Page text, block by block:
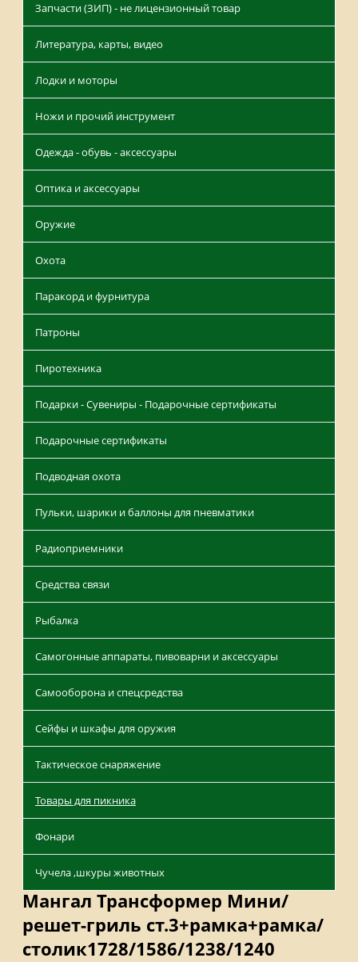
Запчасти (ЗИП) - не лицензионный товар
Литература, карты, видео
Лодки и моторы
Ножи и прочий инструмент
Одежда - обувь - аксессуары
Оптика и аксессуары
Оружие
Охота
Паракорд и фурнитура
Патроны
Пиротехника
Подарки - Сувениры - Подарочные сертификаты
Подарочные сертификаты
Подводная охота
Пульки, шарики и баллоны для пневматики
Радиоприемники
Средства связи
Рыбалка
Самогонные аппараты, пивоварни и аксессуары
Самооборона и спецсредства
Сейфы и шкафы для оружия
Тактическое снаряжение
Товары для пикника
Фонари
Чучела ,шкуры животных
Мангал Трансформер Мини/
решет-гриль ст.3+рамка+рамка/
столик1728/1586/1238/1240